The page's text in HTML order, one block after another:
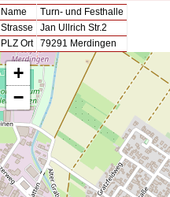
Name
Turn- und Festhalle
Strasse
Jan Ullrich Str.2
PLZ Ort
79291 Merdingen
+
−